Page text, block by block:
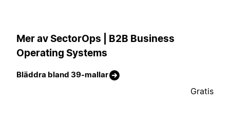
Mer av SectorOps | B2B Business
Operating Systems
Bläddra bland 39-mallar
Gratis